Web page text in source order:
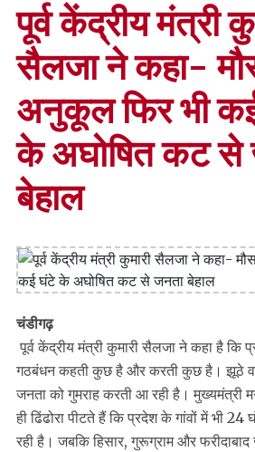
पूर्व केंद्रीय मंत्री
सैलजा ने कहा-
अनुकूल फिर भी
के अघोषित कट से
बेहाल
चंडीगढ़
पूर्व केंद्रीय मंत्री कुमारी सैलजा ने कहा है कि
गठबंधन कहती कुछ है और करती कुछ है। झूठे
जनता को गुमराह करती आ रही है। मुख्यमंत्री
ही ढिंढोरा पीटते हैं कि प्रदेश के गांवों में भी 24
रही है। जबकि हिसार, गुरूग्राम और फरीदाबाद